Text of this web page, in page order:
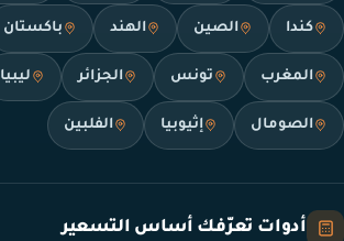
كندا الصين الهند باكستان
المغرب تونس الجزائر ليبيا
الصومال إثيوبيا الفلبين
أدوات تعرّفك أساس التسعير